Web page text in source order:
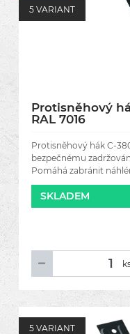
5 VARIANT
Protisněhový
RAL 7016
Protisněhový hák C-
bezpečnému
Pomáhá zabránit
chrání
SKLADEM
5 VARIANT